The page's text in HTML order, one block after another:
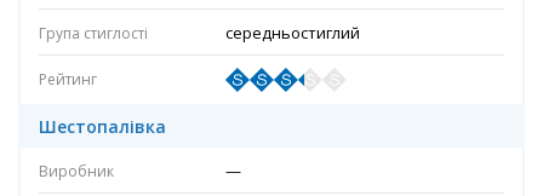
середньостиглий
Шестопалівка
—